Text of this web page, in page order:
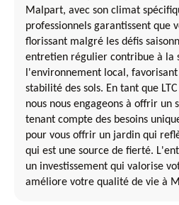
Malpart, avec son climat
professionnels garantissent que
florissant malgré les défis
entretien régulier contribue à la
l'environnement local,
stabilité des sols. En tant que
nous nous engageons à offrir un
tenant compte des besoins
pour vous offrir un jardin qui
qui est une source de fierté.
un investissement qui valorise
améliore votre qualité de vie à